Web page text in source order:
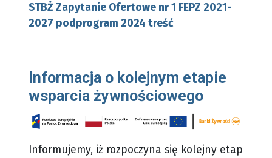
STBŻ Zapytanie Ofertowe nr 1 FEPZ 2021-
2027 podprogram 2024 treść
Informacja o kolejnym etapie
wsparcia żywnościowego
Informujemy, iż rozpoczyna się kolejny etap